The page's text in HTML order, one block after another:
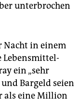
unterbrochen
Nacht in einem
ein „sehr
Bargeld seien
als eine Million